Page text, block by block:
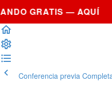
GRATIS —
Conferencia previa